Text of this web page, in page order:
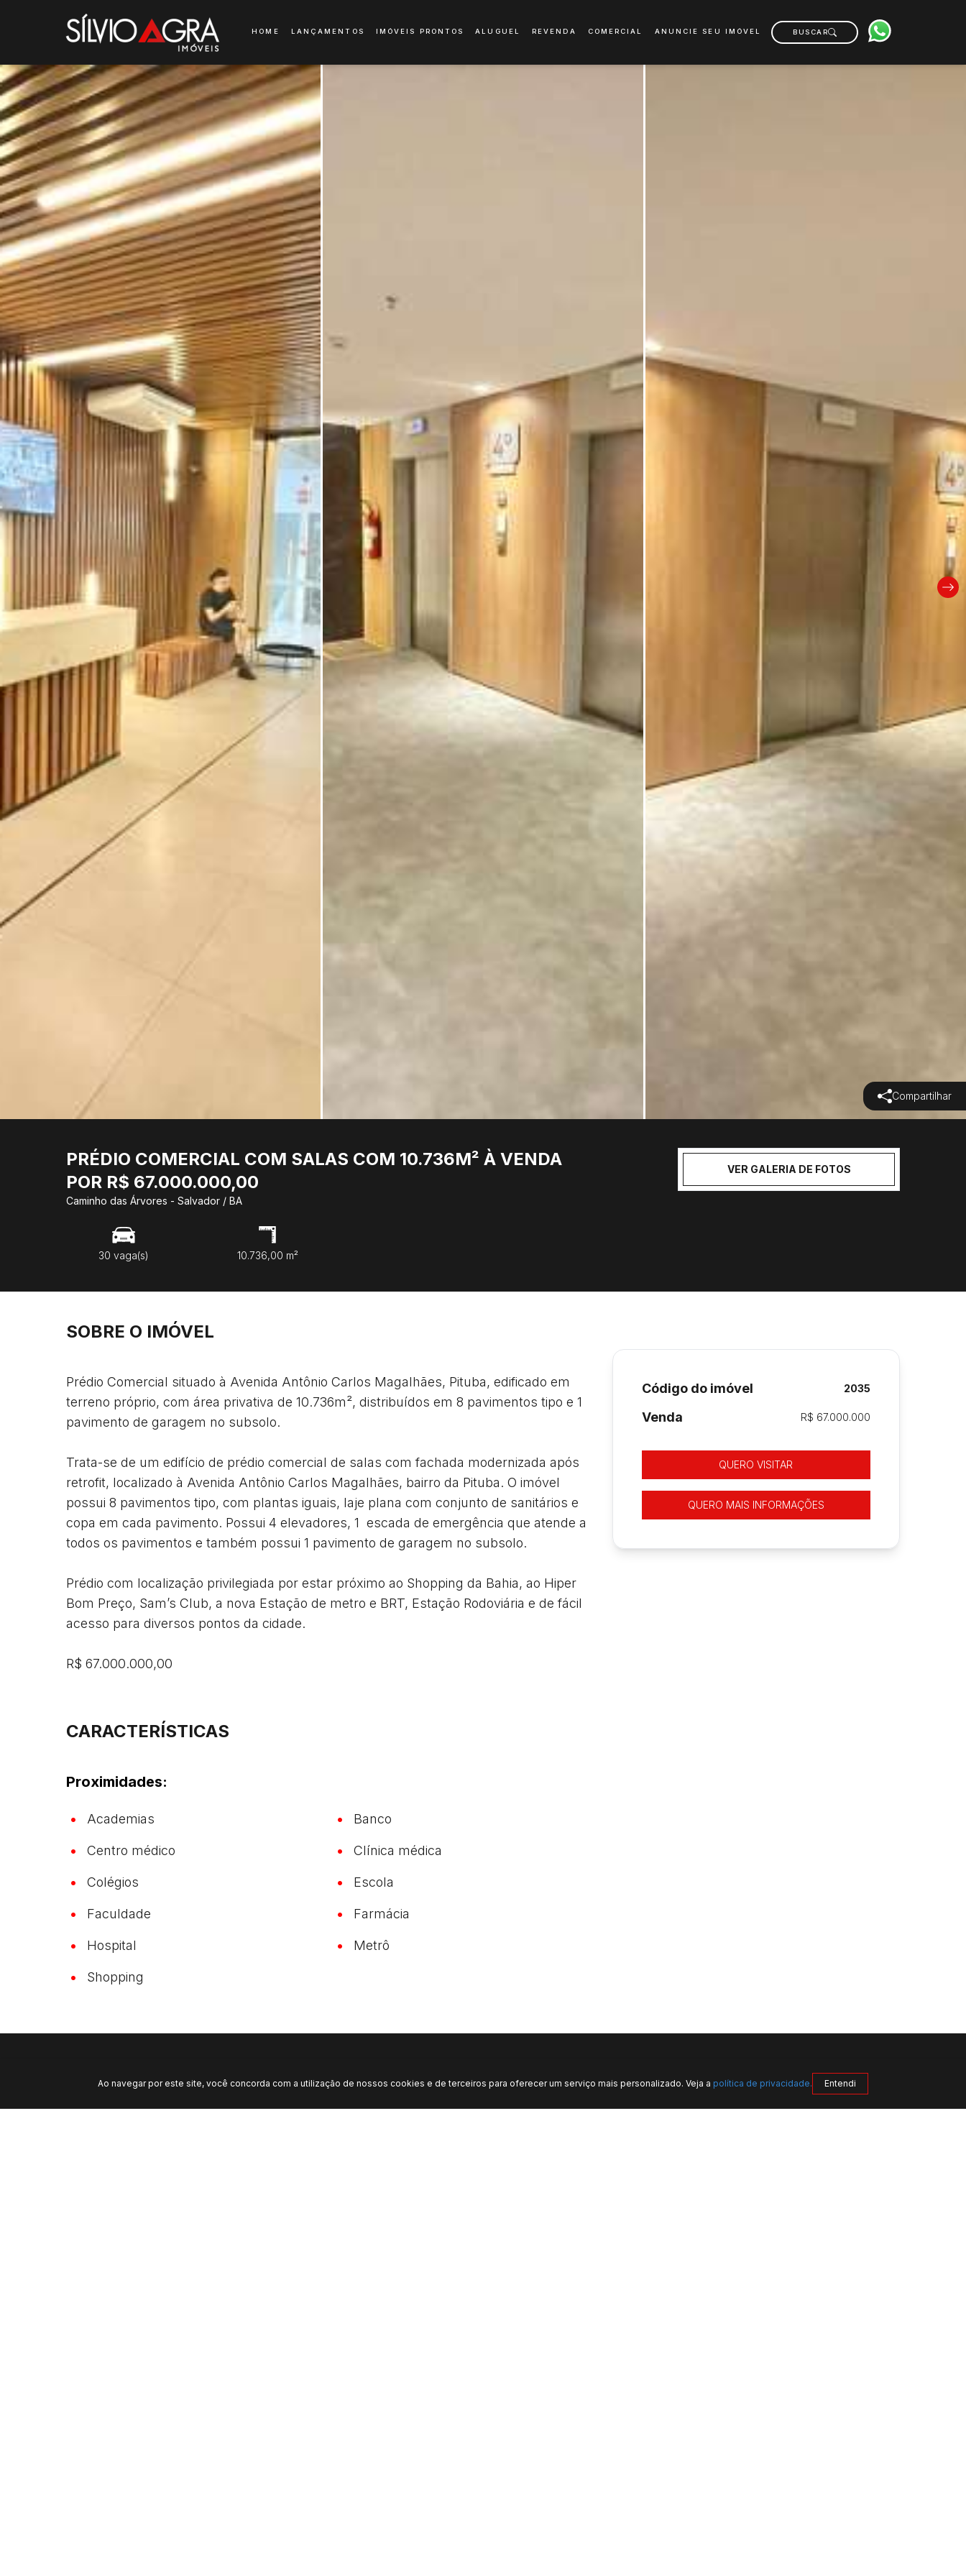
HOME LANÇAMENTOS IMÓVEIS PRONTOS ALUGUEL REVENDA COMERCIAL ANUNCIE SEU IMÓVEL BUSCAR
Compartilhar
PRÉDIO COMERCIAL COM SALAS COM 10.736M² À VENDA
POR R$ 67.000.000,00
Caminho das Árvores - Salvador / BA
VER GALERIA DE FOTOS
30 vaga(s) 10.736,00 m²
SOBRE O IMÓVEL
Prédio Comercial situado à Avenida Antônio Carlos Magalhães, Pituba, edificado em
terreno próprio, com área privativa de 10.736m², distribuídos em 8 pavimentos tipo e 1
pavimento de garagem no subsolo.
Trata-se de um edifício de prédio comercial de salas com fachada modernizada após
retrofit, localizado à Avenida Antônio Carlos Magalhães, bairro da Pituba. O imóvel
possui 8 pavimentos tipo, com plantas iguais, laje plana com conjunto de sanitários e
copa em cada pavimento. Possui 4 elevadores, 1  escada de emergência que atende a
todos os pavimentos e também possui 1 pavimento de garagem no subsolo.
Prédio com localização privilegiada por estar próximo ao Shopping da Bahia, ao Hiper
Bom Preço, Sam’s Club, a nova Estação de metro e BRT, Estação Rodoviária e de fácil
acesso para diversos pontos da cidade.
R$ 67.000.000,00
CARACTERÍSTICAS
Proximidades:
Academias Banco
Centro médico Clínica médica
Colégios Escola
Faculdade Farmácia
Hospital Metrô
Shopping
Código do imóvel 2035
Venda R$ 67.000.000
QUERO VISITAR
QUERO MAIS INFORMAÇÕES
CONVERSE COM UM ESPECIALISTA
Ao navegar por este site, você concorda com a utilização de nossos cookies e de terceiros para oferecer um serviço mais personalizado. Veja a política de privacidade. Entendi